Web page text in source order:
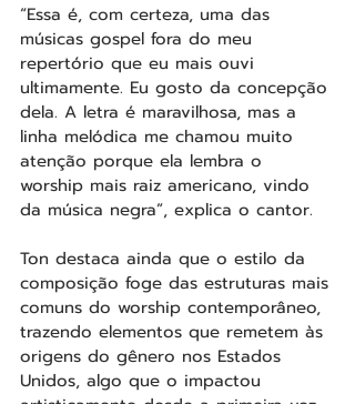
“Essa é, com certeza, uma das
músicas gospel fora do meu
repertório que eu mais ouvi
ultimamente. Eu gosto da concepção
dela. A letra é maravilhosa, mas a
linha melódica me chamou muito
atenção porque ela lembra o
worship mais raiz americano, vindo
da música negra”, explica o cantor.
Ton destaca ainda que o estilo da
composição foge das estruturas mais
comuns do worship contemporâneo,
trazendo elementos que remetem às
origens do gênero nos Estados
Unidos, algo que o impactou